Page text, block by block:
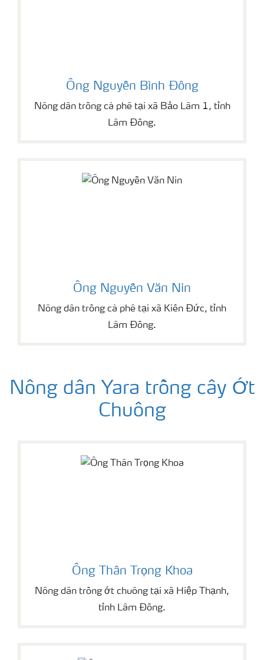
Ông Nguyễn Bình Đông
Nông dân trồng cà phê tại xã Bảo Lâm 1, tỉnh
Lâm Đồng.
Ông Nguyễn Văn Nin
Nông dân trồng cà phê tại xã Kiến Đức, tỉnh
Lâm Đồng.
Nông dân Yara trồng cây Ớt
Chuông
Ông Thân Trọng Khoa
Nông dân trồng ớt chuông tại xã Hiệp Thạnh,
tỉnh Lâm Đồng.